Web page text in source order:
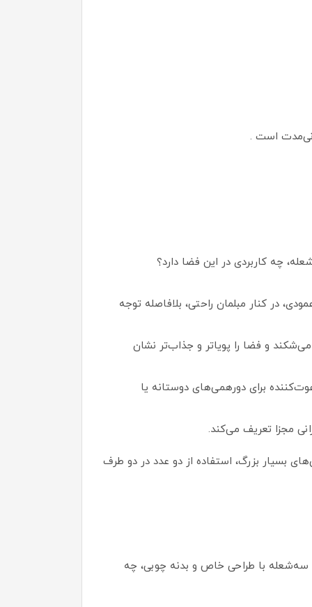
چه کاربردی در این فضا دارد؟
هنری عمودی، در کنار مبلمان راحتی، بلافاصله توجه
و فضا را پویاتر و جذاب‌تر نشان
۳ لامپ، فضایی صمیمی، رمانتیک و دعوت‌کننده برای دورهمی‌های دوستانه یا
مجزا تعریف می‌کند.
بسیار بزرگ، استفاده از دو عدد در دو طرف
سه‌شعله با طراحی خاص و بدنه چوبی، چه